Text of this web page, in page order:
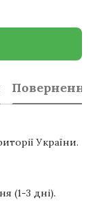
Повернення
України.
(1-3 дні).